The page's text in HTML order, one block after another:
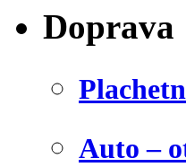
Doprava
Auto –